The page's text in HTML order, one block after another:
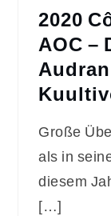
2020
AOC –
Große
als in
diesem
[…]